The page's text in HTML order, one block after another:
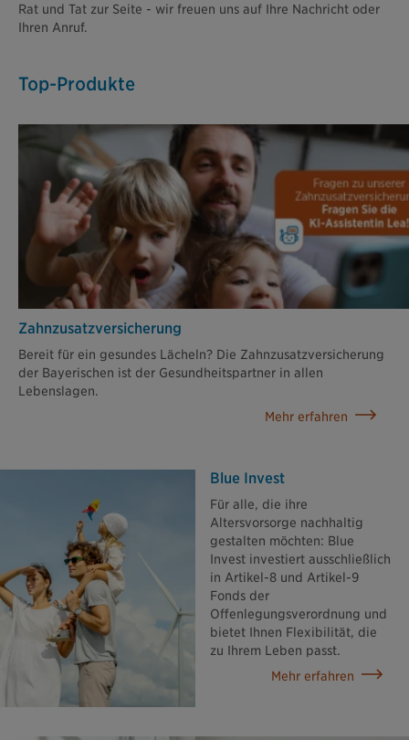
Rat und Tat zur Seite - wir freuen uns auf Ihre Nachricht oder
Ihren Anruf.
Top-Produkte
Zahn­zusatz­versicherung
Bereit für ein gesundes Lächeln? Die Zahnzusatzversicherung
der Bayerischen ist der Gesundheitspartner in allen
Lebenslagen.
Mehr erfahren
Blue Invest
Für alle, die ihre
Altersvorsorge nachhaltig
gestalten möchten: Blue
Invest investiert ausschließlich
in Artikel-8 und Artikel-9
Fonds der
Offenlegungsverordnung und
bietet Ihnen Flexibilität, die
zu Ihrem Leben passt.
Mehr erfahren